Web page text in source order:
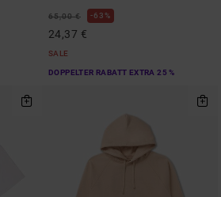
65,00 € 63%
24,37 €
SALE
DOPPELTER RABATT EXTRA 25 %